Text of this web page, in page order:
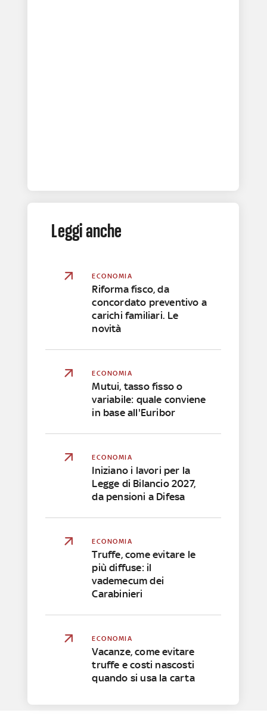
Leggi anche
ECONOMIA
Riforma fisco, da
concordato preventivo a
carichi familiari. Le
novità
ECONOMIA
Mutui, tasso fisso o
variabile: quale conviene
in base all'Euribor
ECONOMIA
Iniziano i lavori per la
Legge di Bilancio 2027,
da pensioni a Difesa
ECONOMIA
Truffe, come evitare le
più diffuse: il
vademecum dei
Carabinieri
ECONOMIA
Vacanze, come evitare
truffe e costi nascosti
quando si usa la carta